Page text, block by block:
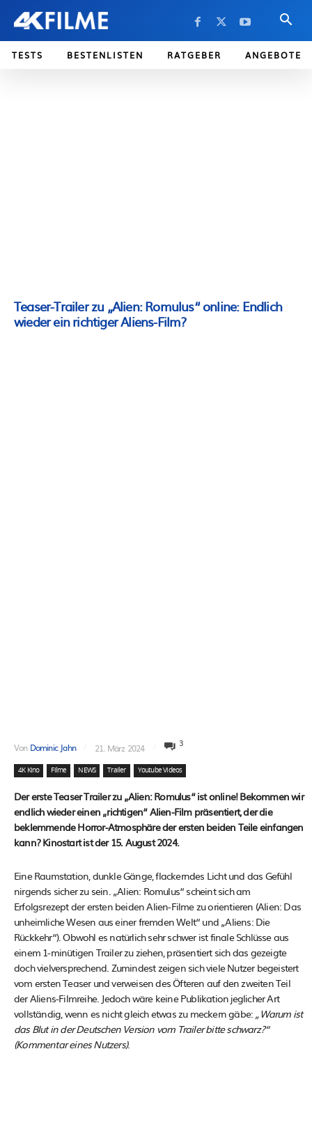
TESTS BESTENLISTEN RATGEBER ANGEBOTE
Teaser-Trailer zu „Alien: Romulus“ online: Endlich
wieder ein richtiger Aliens-Film?
Von Dominic Jahn 21. März 2024 3
4K Kino Filme NEWS Trailer Youtube Videos
Der erste Teaser Trailer zu „Alien: Romulus“ ist online! Bekommen wir
endlich wieder einen „richtigen“ Alien-Film präsentiert, der die
beklemmende Horror-Atmosphäre der ersten beiden Teile einfangen
kann? Kinostart ist der 15. August 2024.
Eine Raumstation, dunkle Gänge, flackerndes Licht und das Gefühl
nirgends sicher zu sein. „Alien: Romulus“ scheint sich am
Erfolgsrezept der ersten beiden Alien-Filme zu orientieren (Alien: Das
unheimliche Wesen aus einer fremden Welt“ und „Aliens: Die
Rückkehr“). Obwohl es natürlich sehr schwer ist finale Schlüsse aus
einem 1-minütigen Trailer zu ziehen, präsentiert sich das gezeigte
doch vielversprechend. Zumindest zeigen sich viele Nutzer begeistert
vom ersten Teaser und verweisen des Öfteren auf den zweiten Teil
der Aliens-Filmreihe. Jedoch wäre keine Publikation jeglicher Art
vollständig, wenn es nicht gleich etwas zu meckern gäbe: „Warum ist
das Blut in der Deutschen Version vom Trailer bitte schwarz?“
(Kommentar eines Nutzers).